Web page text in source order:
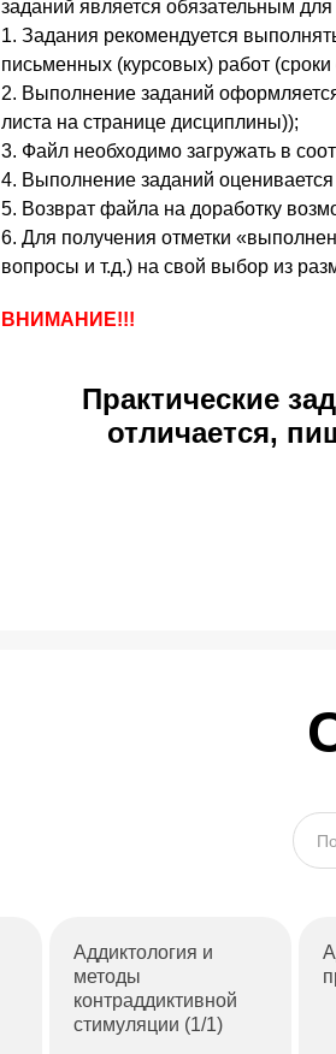
заданий является обязательным
1. Задания рекомендуется
письменных (курсовых) работ
2. Выполнение заданий
листа на странице дисциплины));
3. Файл необходимо загружать в
4. Выполнение заданий
5. Возврат файла на доработку
6. Для получения отметки
вопросы и т.д.) на свой выбор из
ВНИМАНИЕ!!!
Практические
отличается,
Аддиктология и
методы
контраддиктивной
стимуляции (1/1)